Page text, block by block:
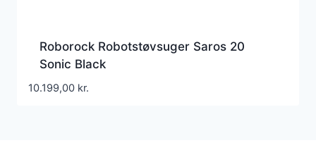
Roborock Robotstøvsuger Saros 20
Sonic Black
10.199,00 kr.